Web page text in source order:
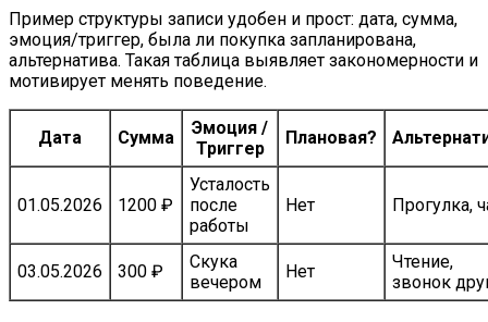
Пример структуры записи удобен и прост: дата, сумма,
эмоция/триггер, была ли покупка запланирована,
альтернатива. Такая таблица выявляет закономерности и
мотивирует менять поведение.
Дата Сумма
Эмоция /
Триггер
Плановая?
01.05.2026 1200 ₽
Усталость
после
работы
Нет Прогулка,
03.05.2026 300 ₽
Скука
вечером
Нет
Чтение,
звонок